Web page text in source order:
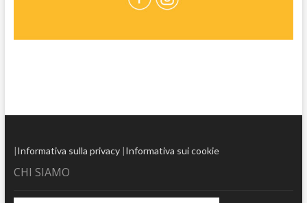
|Informativa sulla privacy|Informativa sui cookie
CHI SIAMO